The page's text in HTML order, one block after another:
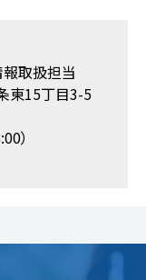
取扱担当
東15丁目3-5
）